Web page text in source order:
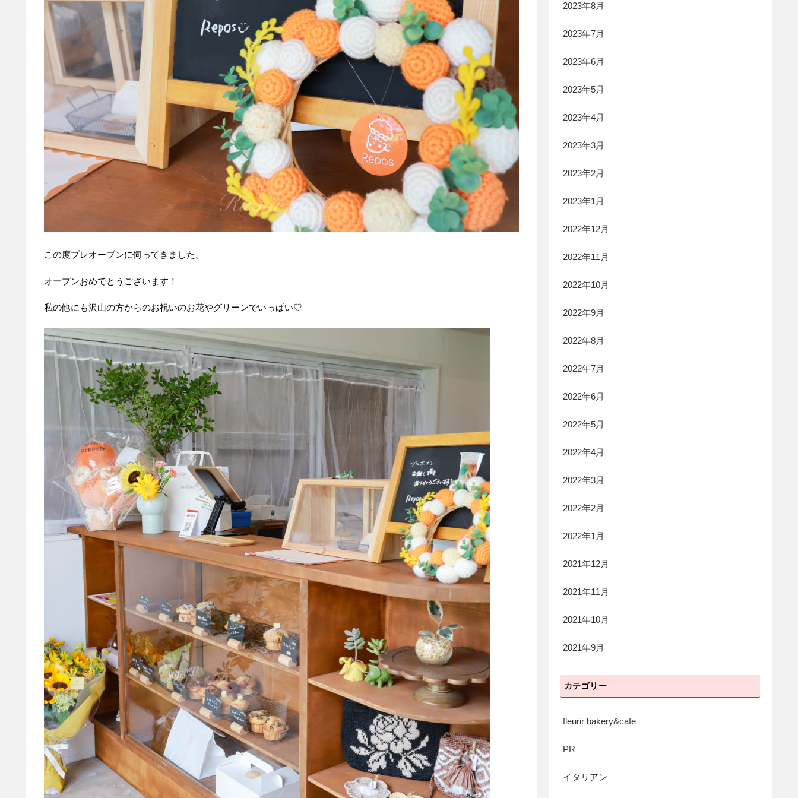
この度プレオープンに伺ってきました。
オープンおめでとうございます！
私の他にも沢山の方からのお祝いのお花やグリーンでいっぱい♡
2023年8月
2023年7月
2023年6月
2023年5月
2023年4月
2023年3月
2023年2月
2023年1月
2022年12月
2022年11月
2022年10月
2022年9月
2022年8月
2022年7月
2022年6月
2022年5月
2022年4月
2022年3月
2022年2月
2022年1月
2021年12月
2021年11月
2021年10月
2021年9月
カテゴリー
fleurir bakery&cafe
PR
イタリアン